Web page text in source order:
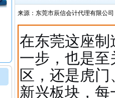
来源：东莞市辰信会计代理有限
在东莞这座
一步，也是
区，还是虎
新兴板块，